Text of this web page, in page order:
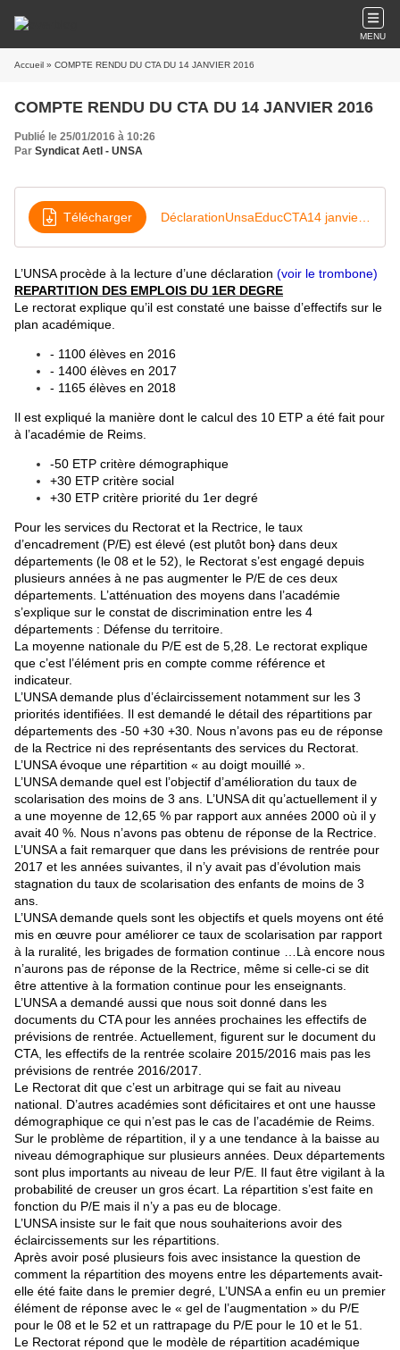
MENU
Accueil » COMPTE RENDU DU CTA DU 14 JANVIER 2016
COMPTE RENDU DU CTA DU 14 JANVIER 2016
Publié le 25/01/2016 à 10:26
Par Syndicat AetI - UNSA
Télécharger
L’UNSA procède à la lecture d’une déclaration (voir le trombone)
REPARTITION DES EMPLOIS DU 1ER DEGRE
Le rectorat explique qu’il est constaté une baisse d’effectifs sur le
plan académique.
- 1100 élèves en 2016
- 1400 élèves en 2017
- 1165 élèves en 2018
Il est expliqué la manière dont le calcul des 10 ETP a été fait pour
à l’académie de Reims.
-50 ETP critère démographique
+30 ETP critère social
+30 ETP critère priorité du 1er degré
Pour les services du Rectorat et la Rectrice, le taux
d’encadrement (P/E) est élevé (est plutôt bon) dans deux
départements (le 08 et le 52), le Rectorat s’est engagé depuis
plusieurs années à ne pas augmenter le P/E de ces deux
départements. L’atténuation des moyens dans l’académie
s’explique sur le constat de discrimination entre les 4
départements : Défense du territoire.
La moyenne nationale du P/E est de 5,28. Le rectorat explique
que c’est l’élément pris en compte comme référence et
indicateur.
L’UNSA demande plus d’éclaircissement notamment sur les 3
priorités identifiées. Il est demandé le détail des répartitions par
départements des -50 +30 +30. Nous n’avons pas eu de réponse
de la Rectrice ni des représentants des services du Rectorat.
L’UNSA évoque une répartition « au doigt mouillé ».
L’UNSA demande quel est l’objectif d’amélioration du taux de
scolarisation des moins de 3 ans. L’UNSA dit qu’actuellement il y
a une moyenne de 12,65 % par rapport aux années 2000 où il y
avait 40 %. Nous n’avons pas obtenu de réponse de la Rectrice.
L’UNSA a fait remarquer que dans les prévisions de rentrée pour
2017 et les années suivantes, il n’y avait pas d’évolution mais
stagnation du taux de scolarisation des enfants de moins de 3
ans.
L’UNSA demande quels sont les objectifs et quels moyens ont été
mis en œuvre pour améliorer ce taux de scolarisation par rapport
à la ruralité, les brigades de formation continue …Là encore nous
n’aurons pas de réponse de la Rectrice, même si celle-ci se dit
être attentive à la formation continue pour les enseignants.
L’UNSA a demandé aussi que nous soit donné dans les
documents du CTA pour les années prochaines les effectifs de
prévisions de rentrée. Actuellement, figurent sur le document du
CTA, les effectifs de la rentrée scolaire 2015/2016 mais pas les
prévisions de rentrée 2016/2017.
Le Rectorat dit que c’est un arbitrage qui se fait au niveau
national. D’autres académies sont déficitaires et ont une hausse
démographique ce qui n’est pas le cas de l’académie de Reims.
Sur le problème de répartition, il y a une tendance à la baisse au
niveau démographique sur plusieurs années. Deux départements
sont plus importants au niveau de leur P/E. Il faut être vigilant à la
probabilité de creuser un gros écart. La répartition s’est faite en
fonction du P/E mais il n’y a pas eu de blocage.
L’UNSA insiste sur le fait que nous souhaiterions avoir des
éclaircissements sur les répartitions.
Après avoir posé plusieurs fois avec insistance la question de
comment la répartition des moyens entre les départements avait-
elle été faite dans le premier degré, L’UNSA a enfin eu un premier
élément de réponse avec le « gel de l’augmentation » du P/E
pour le 08 et le 52 et un rattrapage du P/E pour le 10 et le 51.
Le Rectorat répond que le modèle de répartition académique